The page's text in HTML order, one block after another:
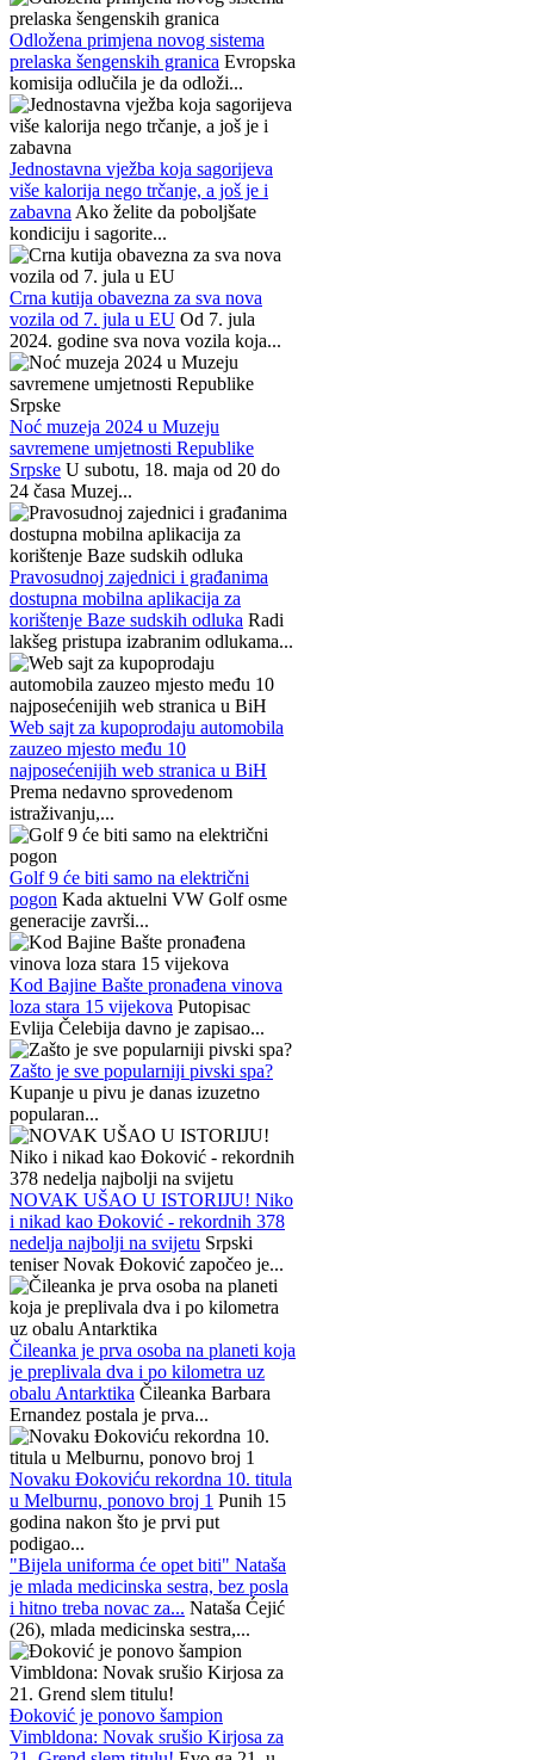
Odložena primjena novog sistema
prelaska šengenskih granica Evropska
komisija odlučila je da odloži...
Jednostavna vježba koja sagorijeva
više kalorija nego trčanje, a još je i
zabavna Ako želite da poboljšate
kondiciju i sagorite...
Crna kutija obavezna za sva nova
vozila od 7. jula u EU Od 7. jula
2024. godine sva nova vozila koja...
Noć muzeja 2024 u Muzeju
savremene umjetnosti Republike
Srpske U subotu, 18. maja od 20 do
24 časa Muzej...
Pravosudnoj zajednici i građanima
dostupna mobilna aplikacija za
korištenje Baze sudskih odluka Radi
lakšeg pristupa izabranim odlukama...
Web sajt za kupoprodaju automobila
zauzeo mjesto među 10
najposećenijih web stranica u BiH
Prema nedavno sprovedenom
istraživanju,...
Golf 9 će biti samo na električni
pogon Kada aktuelni VW Golf osme
generacije završi...
Kod Bajine Bašte pronađena vinova
loza stara 15 vijekova Putopisac
Evlija Čelebija davno je zapisao...
Zašto je sve popularniji pivski spa?
Kupanje u pivu je danas izuzetno
popularan...
NOVAK UŠAO U ISTORIJU! Niko
i nikad kao Đoković - rekordnih 378
nedelja najbolji na svijetu Srpski
teniser Novak Đoković započeo je...
Čileanka je prva osoba na planeti koja
je preplivala dva i po kilometra uz
obalu Antarktika Čileanka Barbara
Ernandez postala je prva...
Novaku Đokoviću rekordna 10. titula
u Melburnu, ponovo broj 1 Punih 15
godina nakon što je prvi put
podigao...
"Bijela uniforma će opet biti" Nataša
je mlada medicinska sestra, bez posla
i hitno treba novac za... Nataša Ćejić
(26), mlada medicinska sestra,...
Đoković je ponovo šampion
Vimbldona: Novak srušio Kirjosa za